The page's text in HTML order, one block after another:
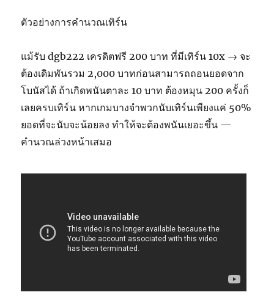
ตัวอย่างการคำนวณเทิร์น
แม้รับ dgb222 เครดิตฟรี 200 บาท ที่มีเทิร์น 10x → จะ
ต้องเดิมพันรวม 2,000 บาทก่อนสามารถถอนยอดจาก
โบนัสได้ ถ้าเกิดพนันตาละ 10 บาท ต้องหมุน 200 ครั้งก็
เลยครบเทิร์น หากเกมบางจำพวกนับเทิร์นเพียงแค่ 50%
ยอดที่จะนับจะน้อยลง ทำให้จะต้องพนันเยอะขึ้น —
คำนวณล่วงหน้าเสมอ